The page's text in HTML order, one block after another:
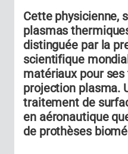
Cette physicienne,
plasmas
distinguée par la
scientifique
matériaux pour
projection plasma.
traitement de
en aéronautique
de prothèses